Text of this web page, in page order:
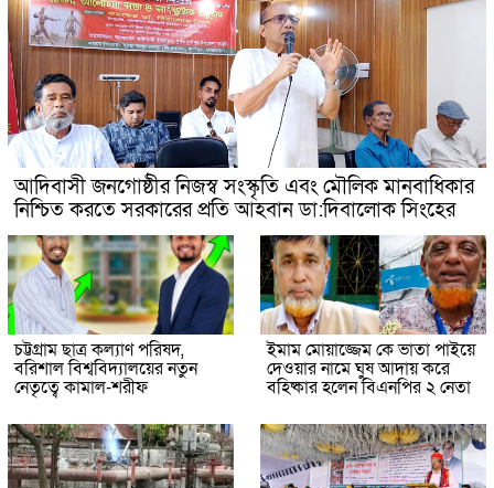
আদিবাসী জনগোষ্ঠীর নিজস্ব সংস্কৃতি এবং মৌলিক মানবাধিকার
নিশ্চিত করতে সরকারের প্রতি আহবান ডা:দিবালোক সিংহের
চট্টগ্রাম ছাত্র কল্যাণ পরিষদ,
বরিশাল বিশ্ববিদ্যালয়ের নতুন
নেতৃত্বে কামাল-শরীফ
ইমাম মোয়াজ্জেম কে ভাতা পাইয়ে
দেওয়ার নামে ঘুষ আদায় করে
বহিষ্কার হলেন বিএনপির ২ নেতা